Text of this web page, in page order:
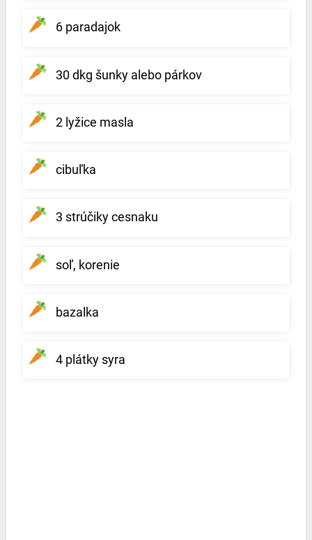
6 paradajok
30 dkg šunky alebo párkov
2 lyžice masla
cibuľka
3 strúčiky cesnaku
soľ, korenie
bazalka
4 plátky syra